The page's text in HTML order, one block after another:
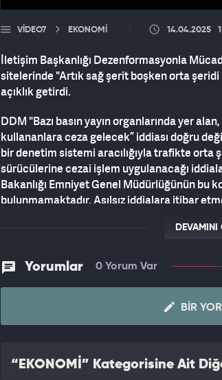
VIDEO7 EKONOMİ 14.04.2025
İletişim Başkanlığı Dezenformasyonla
sitelerinde "Artık sağ şerit boşken orta
açıklık getirdi.
DDM "Bazı basın yayın organlarında yer
kullananlara ceza gelecek” iddiası doğru
bir denetim sistemi aracılığıyla trafikte orta
sürücülerine cezai işlem uygulanacağı
Bakanlığı Emniyet Genel Müdürlüğünün bu
bulunmamaktadır. Asılsız iddialara itibar
DEVAMINI
Yorumlar 0 Yorum Var
BIR
“EKONOMİ” Kategorisine Ait